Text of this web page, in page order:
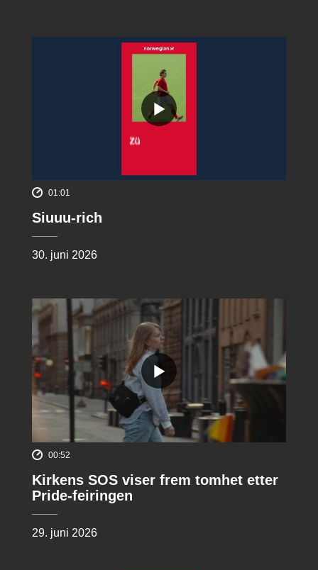
01:01
Siuuu-rich
30. juni 2026
00:52
Kirkens SOS viser frem tomhet etter
Pride-feiringen
29. juni 2026